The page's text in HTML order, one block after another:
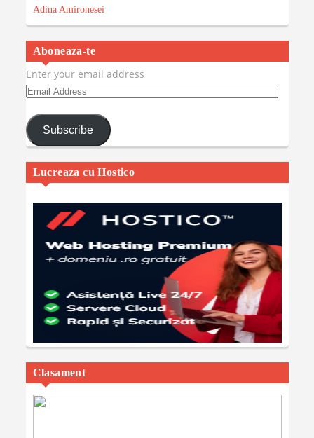
Adina Amironesei
Aboneaza-te
Enter your email address
Email
Subscribe
Lucreaza cu Hostico
Clasament